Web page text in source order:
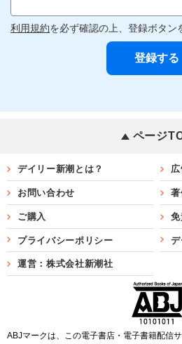
利用規約を必ず確認の上、登録ボタン
ページ
デイリー新潮とは？
お問い合わせ 著
ご購入 免
プライバシーポリシー デ
運営：株式会社新潮社
ABJマークは、この電子書店・電子書籍配信